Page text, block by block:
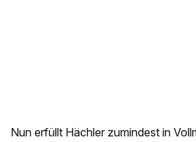
Nun erfüllt Hächler zumindest in